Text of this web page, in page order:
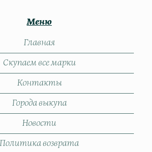
Меню
Главная
Скупаем все марки
Контакты
Города выкупа
Новости
Политика возврата